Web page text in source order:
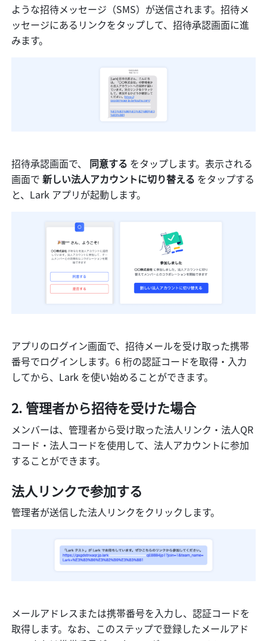
ような招待メッセージ（SMS）が送信されます。招待メ
ッセージにあるリンクをタップして、招待承認画面に進
みます。
招待承認画面で、 同意する をタップします。表示される
画面で 新しい法人アカウントに切り替える をタップする
と、Lark アプリが起動します。
アプリのログイン画面で、招待メールを受け取った携帯
番号でログインします。6 桁の認証コードを取得・入力
してから、Lark を使い始めることができます。
管理者から招待を受けた場合
メンバーは、管理者から受け取った法人リンク・法人QR
コード・法人コードを使用して、法人アカウントに参加
することができます。
法人リンクで参加する
管理者が送信した法人リンクをクリックします。
メールアドレスまたは携帯番号を入力し、認証コードを
取得します。なお、このステップで登録したメールアド